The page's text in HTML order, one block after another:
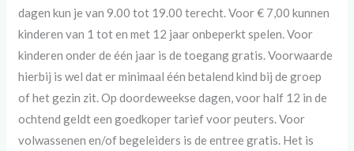
dagen kun je van 9.00 tot 19.00 terecht. Voor € 7,00 kunnen
kinderen van 1 tot en met 12 jaar onbeperkt spelen. Voor
kinderen onder de één jaar is de toegang gratis. Voorwaarde
hierbij is wel dat er minimaal één betalend kind bij de groep
of het gezin zit. Op doordeweekse dagen, voor half 12 in de
ochtend geldt een goedkoper tarief voor peuters. Voor
volwassenen en/of begeleiders is de entree gratis. Het is